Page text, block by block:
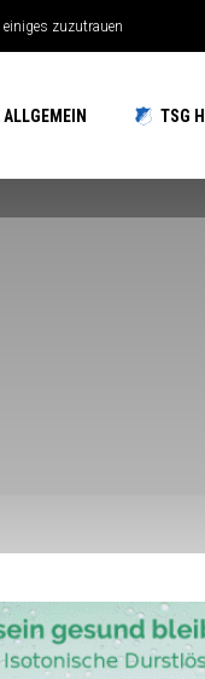
zuzutrauen
auf drei Hochzeiten gut
ALLGEMEIN TSG